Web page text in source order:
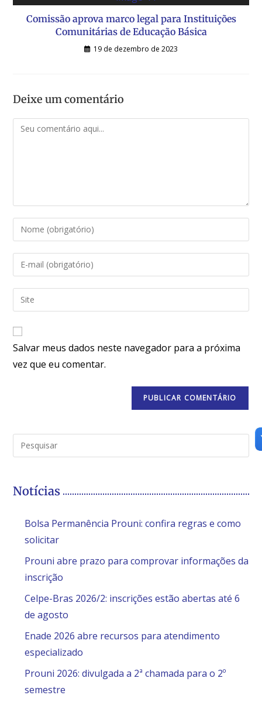
Comissão aprova marco legal para Instituições
Comunitárias de Educação Básica
19 de dezembro de 2023
Deixe um comentário
Salvar meus dados neste navegador para a próxima
vez que eu comentar.
Notícias
Bolsa Permanência Prouni: confira regras e como
solicitar
Prouni abre prazo para comprovar informações da
inscrição
Celpe-Bras 2026/2: inscrições estão abertas até 6
de agosto
Enade 2026 abre recursos para atendimento
especializado
Prouni 2026: divulgada a 2ª chamada para o 2º
semestre